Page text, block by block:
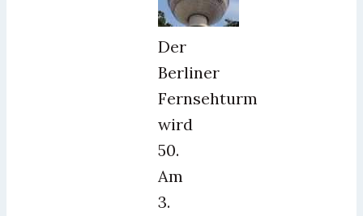
Der
Berliner
Fernsehturm
wird
50.
Am
3.